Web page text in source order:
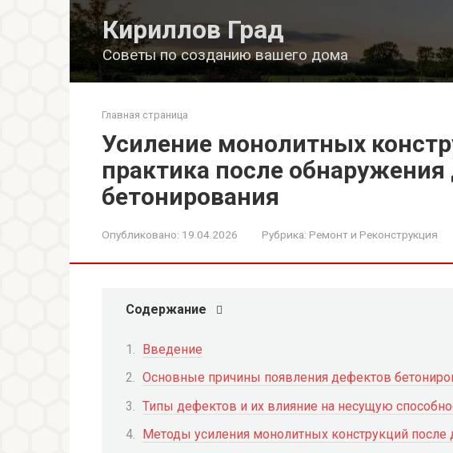
Кириллов Град
Советы по созданию вашего дома
Главная страница
Усиление монолитных
практика после
бетонирования
Опубликовано: 19.04.2026 Рубрика: Ремонт и Реконструкция
Содержание
Введение
Основные причины появления дефектов
Типы дефектов и их влияние на несущую
Методы усиления монолитных конструкций после